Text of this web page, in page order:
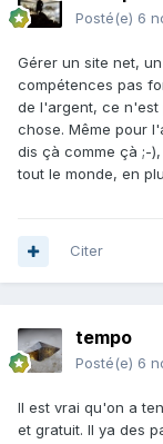
Posté(e) 6
Gérer un site net,
compétences pas
de l'argent, ce n'est
chose. Même pour
dis çà comme çà ;-
tout le monde, en
Citer
tempo
Posté(e) 6
Il est vrai qu'on a
et gratuit. Il ya des